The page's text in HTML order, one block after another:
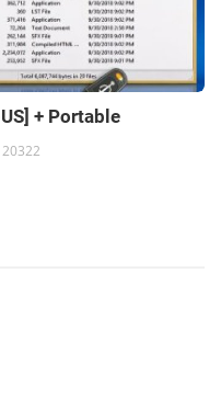
+ Portable
20322